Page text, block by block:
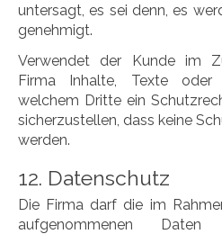
untersagt, es sei denn, es
genehmigt.
Verwendet der Kunde im
Firma Inhalte, Texte oder
welchem Dritte ein
sicherzustellen, dass keine
werden.
12. Datenschutz
Die Firma darf die im
aufgenommenen